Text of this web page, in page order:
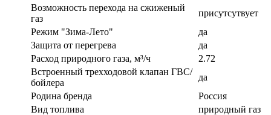
Возможность перехода на сжиженый
газ
присутсутвует
Режим "Зима-Лето"
да
Защита от перегрева
да
Расход природного газа, м³/ч
2.72
Встроенный трехходовой клапан ГВС/
бойлера
да
Родина бренда
Россия
Вид топлива
природный газ